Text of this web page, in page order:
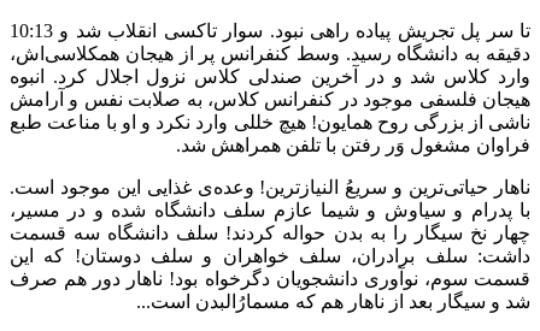
تا سر پل تجریش پیاده راهی نبود. سوار تاکسی انقلاب شد و 10:13
دقیقه به دانشگاه رسید. وسط کنفرانس پر از هیجان همکلاسی‌اش،
وارد کلاس شد و در آخرین صندلی کلاس نزول اجلال کرد. انبوه
هیجان فلسفی موجود در کنفرانس کلاس، به صلابت نفس و آرامش
ناشی از بزرگی روح همایون! هیچ خللی وارد نکرد و او با مناعت طبع
فراوان مشغول وَر رفتن با تلفن همراهش شد.
ناهار حیاتی­‌ترین و سریعُ النیازترین! وعده­‌ی غذایی این موجود است.
با پدرام و سیاوش و شیما عازم سلف دانشگاه شده و در مسیر،
چهار نخ سیگار را به بدن حواله کردند! سلف دانشگاه سه قسمت
داشت: سلف برادران، سلف خواهران و سلف دوستان! که این
قسمت سوم، نوآوری دانشجویان دگرخواه بود! ناهار دور هم صرف
شد و سیگار بعد از ناهار هم که مسمارُالبدن است...